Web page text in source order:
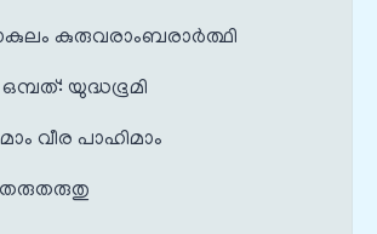
കുരുവരാംബരാർത്ഥി
ഒമ്പത്: യുദ്ധഭൂമി
വീര പാഹിമാം